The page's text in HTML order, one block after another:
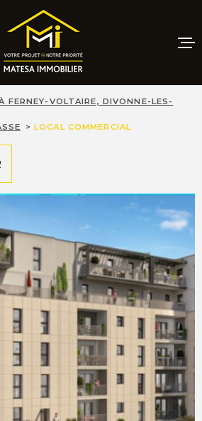
MAISONS
NEUFS
ESTIMER
VENDRE
FERNEY-VOLTAIRE, DIVONNE-LES-
LOCAL COMMERCIAL